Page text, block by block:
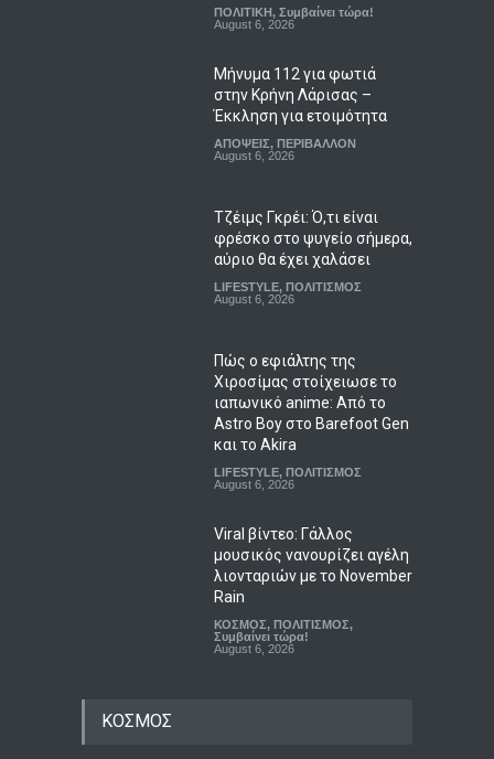
ΠΟΛΙΤΙΚΗ, Συμβαίνει τώρα!
August 6, 2026
Μήνυμα 112 για φωτιά
στην Κρήνη Λάρισας –
Έκκληση για ετοιμότητα
ΑΠΟΨΕΙΣ, ΠΕΡΙΒΑΛΛΟΝ
August 6, 2026
Τζέιμς Γκρέι: Ό,τι είναι
φρέσκο στο ψυγείο σήμερα,
αύριο θα έχει χαλάσει
LIFESTYLE, ΠΟΛΙΤΙΣΜΟΣ
August 6, 2026
Πώς ο εφιάλτης της
Χιροσίμας στοίχειωσε το
ιαπωνικό anime: Από το
Astro Boy στο Barefoot Gen
και το Akira
LIFESTYLE, ΠΟΛΙΤΙΣΜΟΣ
August 6, 2026
Viral βίντεο: Γάλλος
μουσικός νανουρίζει αγέλη
λιονταριών με το November
Rain
ΚΟΣΜΟΣ, ΠΟΛΙΤΙΣΜΟΣ,
Συμβαίνει τώρα!
August 6, 2026
ΚΟΣΜΟΣ